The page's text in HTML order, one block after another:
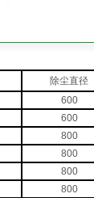
除尘直径
600
600
800
800
800
800